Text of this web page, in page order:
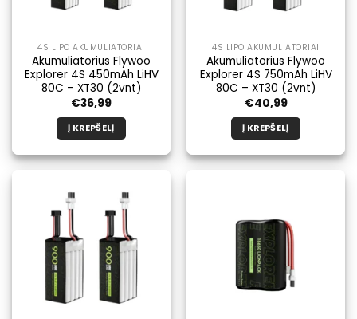
4S LIPO AKUMULIATORIAI
Akumuliatorius Flywoo
Explorer 4S 450mAh LiHV
80C – XT30 (2vnt)
€36,99
Į KREPŠELĮ
4S LIPO AKUMULIATORIAI
Akumuliatorius Flywoo
Explorer 4S 750mAh LiHV
80C – XT30 (2vnt)
€40,99
Į KREPŠELĮ